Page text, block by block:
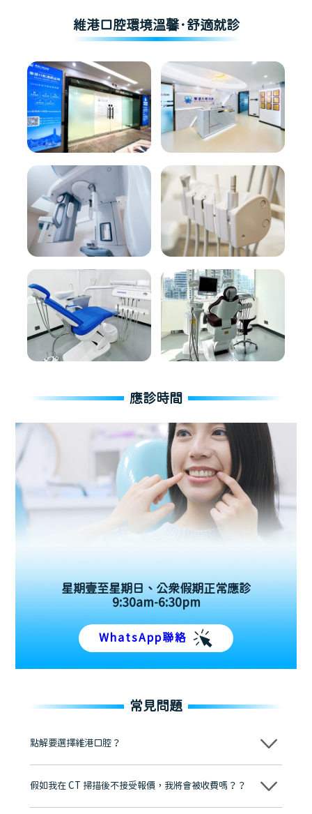
維港口腔環境溫馨·舒適就診
應診時間
星期壹至星期日、公眾假期正常應診
9:30am-6:30pm
WhatsApp聯絡
常見問題
點解要選擇維港口腔？
維港口腔踐行「醫道濟世」的大學校訓，各分院匯聚來自香港、內地的
牌」、「2025香港企業領袖品牌」，是諾貝爾種植系統全球放心植牙中
至今已服務超過三十個國家和地區的顧客，受到粵港澳大灣區及周邊城
假如我在 CT 掃描後不接受報價，我將會被收費嗎？？
不會！只要未開始實際服務之前，你不會被收取任何費用。